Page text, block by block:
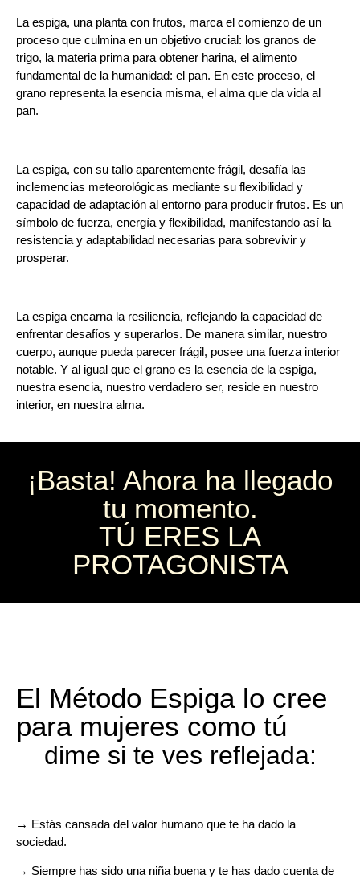
La espiga, una planta con frutos, marca el comienzo de un
proceso que culmina en un objetivo crucial: los granos de
trigo, la materia prima para obtener harina, el alimento
fundamental de la humanidad: el pan. En este proceso, el
grano representa la esencia misma, el alma que da vida al
pan.
La espiga, con su tallo aparentemente frágil, desafía las
inclemencias meteorológicas mediante su flexibilidad y
capacidad de adaptación al entorno para producir frutos. Es un
símbolo de fuerza, energía y flexibilidad, manifestando así la
resistencia y adaptabilidad necesarias para sobrevivir y
prosperar.
La espiga encarna la resiliencia, reflejando la capacidad de
enfrentar desafíos y superarlos. De manera similar, nuestro
cuerpo, aunque pueda parecer frágil, posee una fuerza interior
notable. Y al igual que el grano es la esencia de la espiga,
nuestra esencia, nuestro verdadero ser, reside en nuestro
interior, en nuestra alma.
¡Basta! Ahora ha llegado
tu momento.
TÚ ERES LA
PROTAGONISTA
El Método Espiga lo cree
para mujeres como tú
dime si te ves reflejada:
→ Estás cansada del valor humano que te ha dado la
sociedad.
→ Siempre has sido una niña buena y te has dado cuenta de